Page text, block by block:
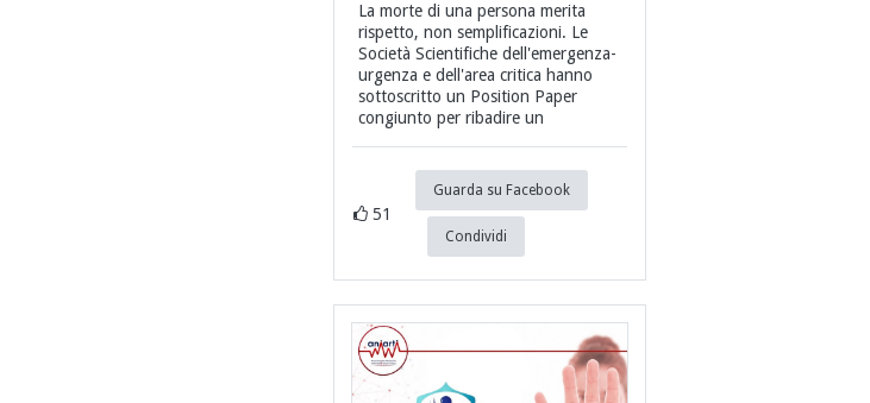
La morte di una persona merita
rispetto, non semplificazioni. Le
Società Scientifiche dell'emergenza-
urgenza e dell'area critica hanno
sottoscritto un Position Paper
congiunto per ribadire un
51
Guarda su Facebook
Condividi